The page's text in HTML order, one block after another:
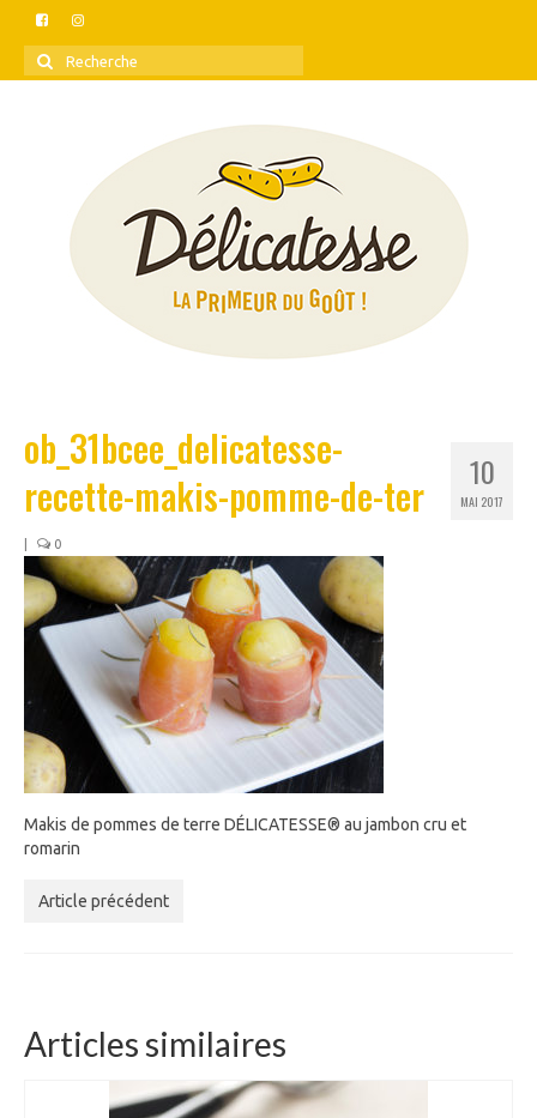
Rechercher
:
10
MAI 2017
ob_31bcee_delicatesse-
recette-makis-pomme-de-ter
0
Makis de pommes de terre DÉLICATESSE® au jambon cru et
romarin
Article précédent
Articles similaires